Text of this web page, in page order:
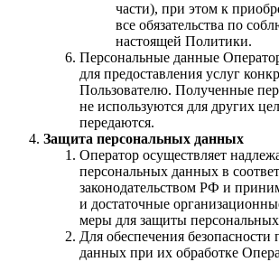
части), при этом к
все обязательства по
настоящей Политики.
Персональные данные
для предоставления услуг
Пользователю. Полученные
не используются для других
передаются.
Защита персональных данных
Оператор осуществляет
персональных данных в
законодательством РФ и
и достаточные
меры для защиты
Для обеспечения безопасности
данных при их обработке